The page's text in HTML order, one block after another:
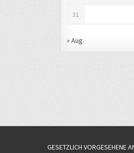
31
« Aug.
GESETZLICH VORGESEHENE